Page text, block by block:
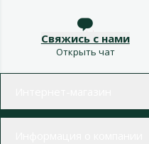
Свяжись с нами
Открыть чат